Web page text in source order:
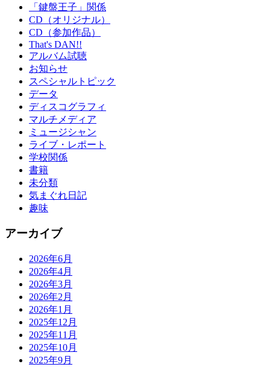
「鍵盤王子」関係
CD（オリジナル）
CD（参加作品）
That's DAN!!
アルバム試聴
お知らせ
スペシャルトピック
データ
ディスコグラフィ
マルチメディア
ミュージシャン
ライブ・レポート
学校関係
書籍
未分類
気まぐれ日記
趣味
アーカイブ
2026年6月
2026年4月
2026年3月
2026年2月
2026年1月
2025年12月
2025年11月
2025年10月
2025年9月